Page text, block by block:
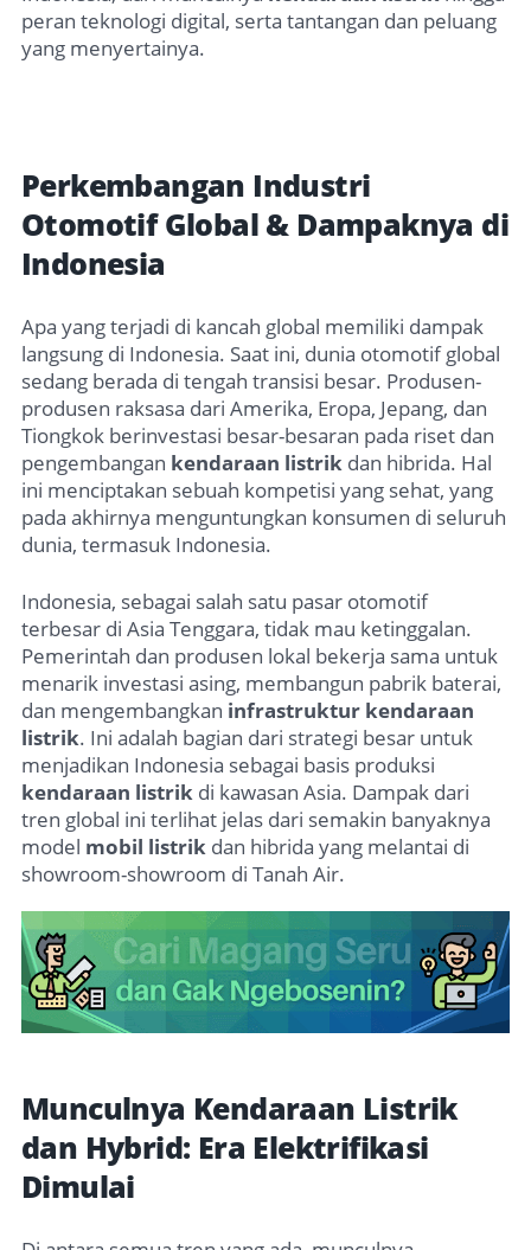
peran teknologi digital, serta tantangan dan peluang
yang menyertainya.
Perkembangan Industri
Otomotif Global & Dampaknya di
Indonesia
Apa yang terjadi di kancah global memiliki dampak
langsung di Indonesia. Saat ini, dunia otomotif global
sedang berada di tengah transisi besar. Produsen-
produsen raksasa dari Amerika, Eropa, Jepang, dan
Tiongkok berinvestasi besar-besaran pada riset dan
pengembangan kendaraan listrik dan hibrida. Hal
ini menciptakan sebuah kompetisi yang sehat, yang
pada akhirnya menguntungkan konsumen di seluruh
dunia, termasuk Indonesia.
Indonesia, sebagai salah satu pasar otomotif
terbesar di Asia Tenggara, tidak mau ketinggalan.
Pemerintah dan produsen lokal bekerja sama untuk
menarik investasi asing, membangun pabrik baterai,
dan mengembangkan infrastruktur kendaraan
listrik. Ini adalah bagian dari strategi besar untuk
menjadikan Indonesia sebagai basis produksi
kendaraan listrik di kawasan Asia. Dampak dari
tren global ini terlihat jelas dari semakin banyaknya
model mobil listrik dan hibrida yang melantai di
showroom-showroom di Tanah Air.
Munculnya Kendaraan Listrik
dan Hybrid: Era Elektrifikasi
Dimulai